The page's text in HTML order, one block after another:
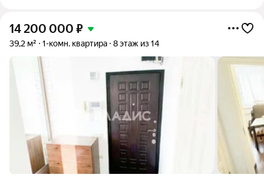
14 200 000 ₽
39,2 м² 1-комн. квартира 8 этаж из 14